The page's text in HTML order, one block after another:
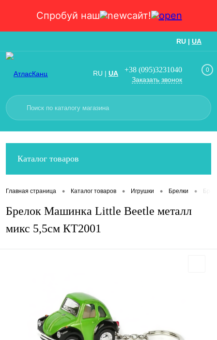
Спробуй наш сайт!
RU | UA
RU | UA +38 (095)3231040
Заказать звонок
0
Каталог товаров
Главная страница • Каталог товаров • Игрушки • Брелки •
Брелок Машинка Little Beetle металл
микс 5,5см КТ2001